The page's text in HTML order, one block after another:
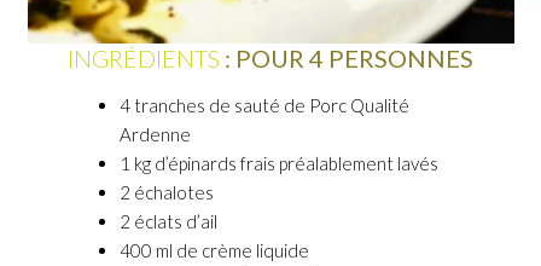
INGRÉDIENTS : POUR 4 PERSONNES
4 tranches de sauté de Porc Qualité
Ardenne
1 kg d’épinards frais préalablement lavés
2 échalotes
2 éclats d’ail
400 ml de crème liquide